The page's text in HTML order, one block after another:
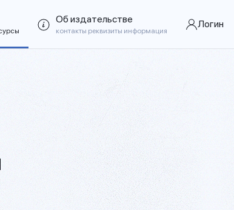
Об издательстве
контакты реквизиты информация
Логин